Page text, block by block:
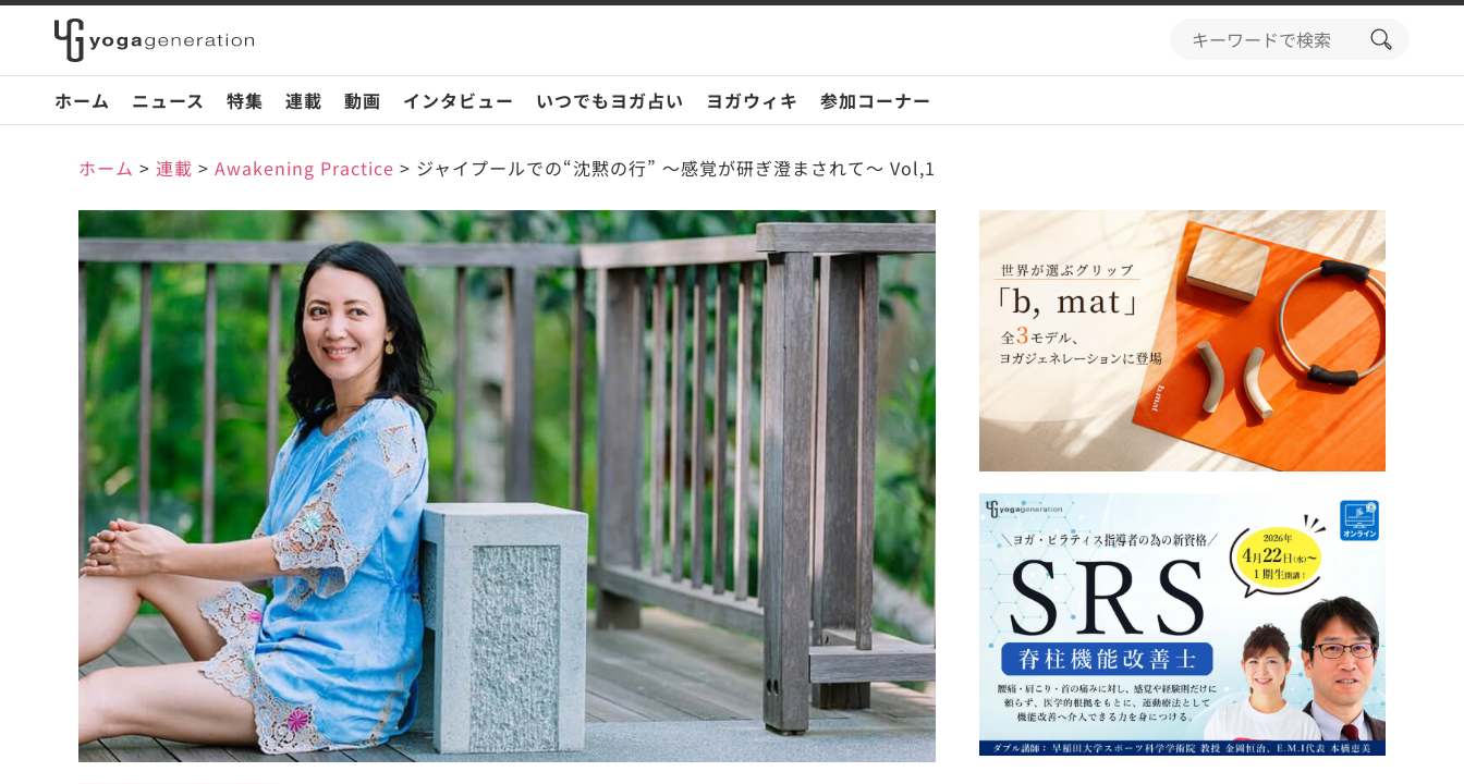
search
ホーム
ニュース 特集 連載 動画 インタビュー いつでもヨガ占い ヨガウィキ 参加コーナー
ホーム > 連載 > Awakening Practice > ジャイプールでの“沈黙の行” 〜感覚が研ぎ澄まされて〜 Vol,1